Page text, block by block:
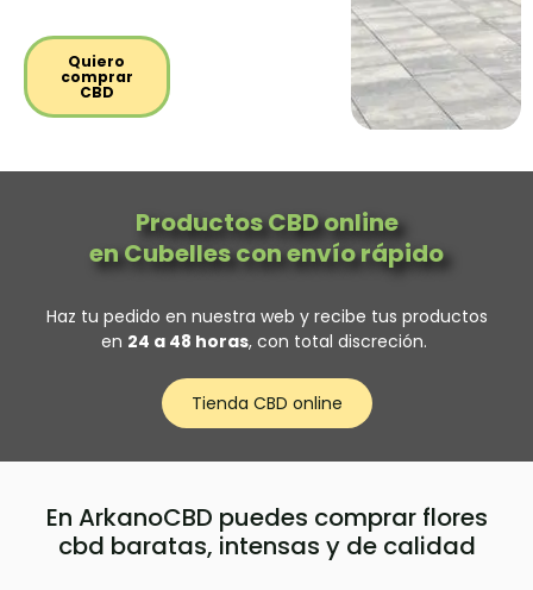
Quiero
comprar
CBD
Productos CBD online
en Cubelles con envío rápido
Haz tu pedido en nuestra web y recibe tus productos
en 24 a 48 horas, con total discreción.
Tienda CBD online
En ArkanoCBD puedes comprar flores
cbd baratas, intensas y de calidad